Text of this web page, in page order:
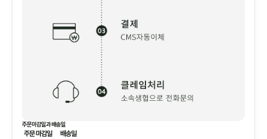
주문마감일과 배송일
주문 마감일
배송일